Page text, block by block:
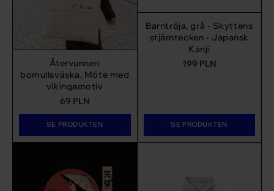
Återvunnen
bomullsväska, Möte med
vikingamotiv
69 PLN
SE PRODUKTEN
Barntröja, grå - Skyttens
stjärntecken - Japansk
Kanji
199 PLN
SE PRODUKTEN